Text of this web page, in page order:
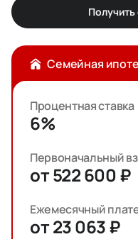
Семейная
Процентная ставка
6%
Первоначальный
от 522 600 ₽
Ежемесячный
от 23 063 ₽